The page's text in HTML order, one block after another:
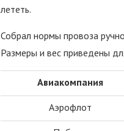
лететь.
Собрал нормы провоза
Размеры и вес приведены
Авиакомпания
Аэрофлот